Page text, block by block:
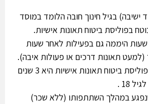
בגיל חינוך חובה הלומד במוסד
בפוליסת ביטוח תאונות אישיות.
היממה גם בפעילות לאחר שעות
תאונות דרכים או פעולות איבה).
תקופת ההתיישנות בפוליסת ביטוח תאונות אישיות היא 3 שנים
18 .
שנפגע במהלך השתתפותו (ללא שכר)